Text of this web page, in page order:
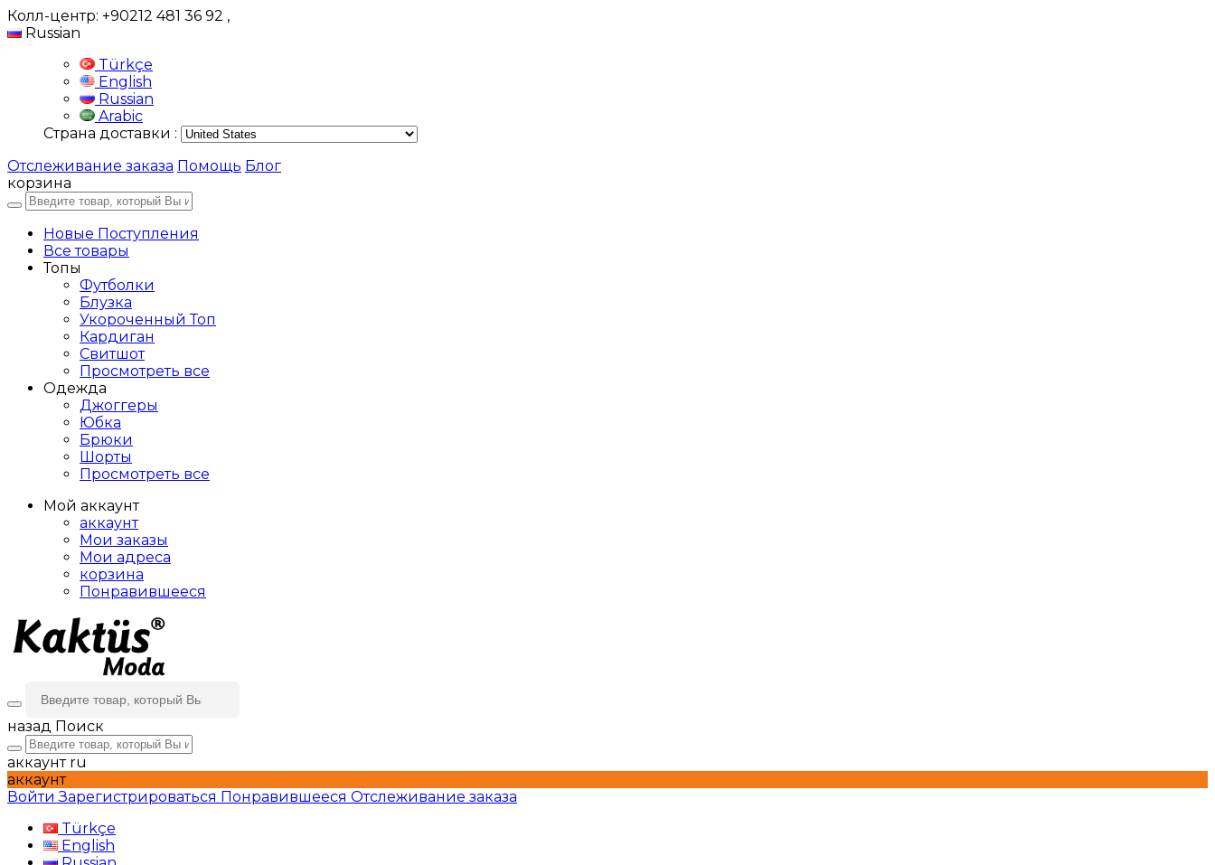
Колл-центр: +90212 481 36 92 ,
Russian
Türkçe
English
Russian
Arabic
Страна доставки :
Отслеживание заказа Помощь Блог
корзина
Новые Поступления
Все товары
Топы
Футболки
Блузка
Укороченный Топ
Кардиган
Свитшот
Просмотреть все
Одежда
Джоггеры
Юбка
Брюки
Шорты
Просмотреть все
Мой аккаунт
аккаунт
Мои заказы
Мои адреса
корзина
Понравившееся
назад Поиск
аккаунт ru
аккаунт
ВойтиЗарегистрироваться Понравившееся Отслеживание заказа
Türkçe
English